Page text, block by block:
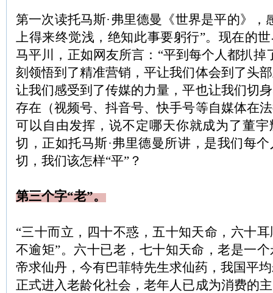
第一次读托马斯·弗里德曼《世界是平的》，
上得来终觉浅，绝知此事要躬行”。现在的
马平川，正如网友所言：“平到每个人都扒掉
刻领悟到了精准营销，平让我们体会到了头
让我们感受到了传媒的力量，平也让我们切
存在（视频号、抖音号、快手号等自媒体在
可以自由发挥，说不定哪天你就成为了董宇
切，正如托马斯·弗里德曼所讲，是我们每
切，我们该怎样“平”？
第三个字“老”。
“三十而立，四十不惑，五十知天命，六十
不逾矩”。六十已老，七十知天命，老是一
帝求仙丹，今有巴菲特先生求仙药，我国平
正式进入老龄化社会，老年人已成为消费的